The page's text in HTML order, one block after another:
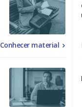
Conhecer material